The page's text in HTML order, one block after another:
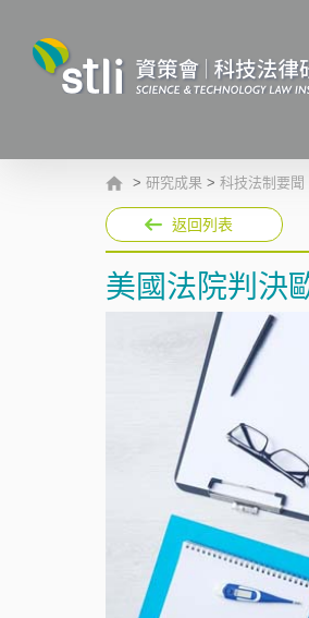
> 研究成果 > 科技法制要聞
返回列表
美國法院判決